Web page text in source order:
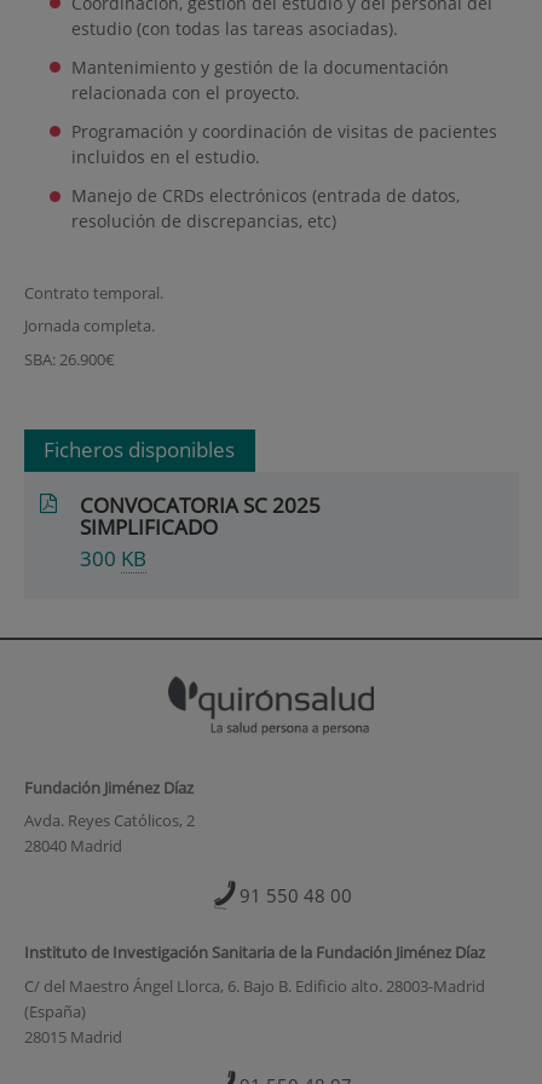
estudio (con todas las tareas asociadas).
Mantenimiento y gestión de la documentación
relacionada con el proyecto.
Programación y coordinación de visitas de pacientes
incluidos en el estudio.
Manejo de CRDs electrónicos (entrada de datos,
resolución de discrepancias, etc)
Contrato temporal.
Jornada completa.
SBA: 26.900€
Ficheros disponibles
CONVOCATORIA SC 2025
SIMPLIFICADO
300 KB
Fundación Jiménez Díaz
Avda. Reyes Católicos, 2
28040 Madrid
91 550 48 00
Instituto de Investigación Sanitaria de la Fundación Jiménez Díaz
C/ del Maestro Ángel Llorca, 6. Bajo B. Edificio alto. 28003-Madrid
(España)
28015 Madrid